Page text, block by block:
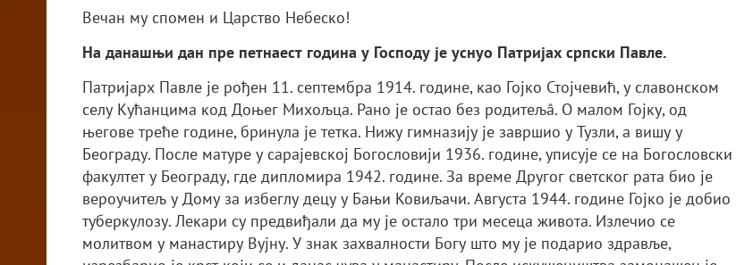
Вечан му спомен и Царство Небеско!
На данашњи дан пре петнаест година у Господу је уснуо Патријах српски Павле.
Патријарх Павле је рођен 11. септембра 1914. године, као Гојко Стојчевић, у славонском
селу Кућанцима код Доњег Михољца. Рано је остао без родитељâ. О малом Гојку, од
његове треће године, бринула је тетка. Нижу гимназију је завршио у Тузли, а вишу у
Београду. После матуре у сарајевској Богословији 1936. године, уписује се на Богословски
факултет у Београду, где дипломира 1942. године. За време Другог светског рата био је
вероучитељ у Дому за избеглу децу у Бањи Ковиљачи. Августа 1944. године Гојко је добио
туберкулозу. Лекари су предвиђали да му је остало три месеца живота. Излечио се
молитвом у манастиру Вујну. У знак захвалности Богу што му је подарио здравље,